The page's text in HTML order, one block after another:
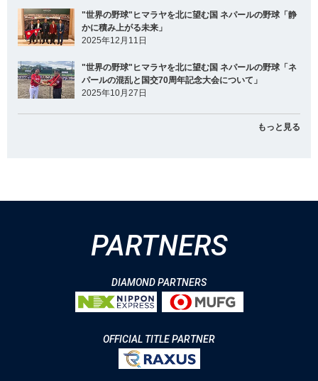
"世界の野球"ヒマラヤを北に望む国 ネパールの野球「静
かに積み上がる未来」
2025年12月11日
"世界の野球"ヒマラヤを北に望む国 ネパールの野球「ネ
パールの混乱と国交70周年記念大会について」
2025年10月27日
もっと見る
PARTNERS
DIAMOND PARTNERS
OFFICIAL TITLE PARTNER